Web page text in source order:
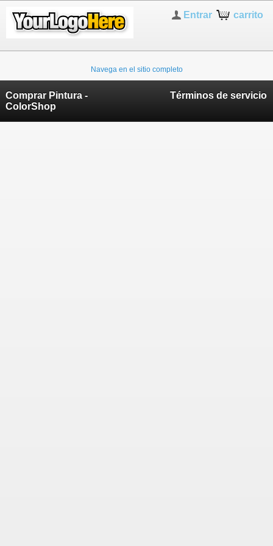
carrito
Entrar
Navega en el sitio completo
Comprar Pintura -
ColorShop
Términos de servicio